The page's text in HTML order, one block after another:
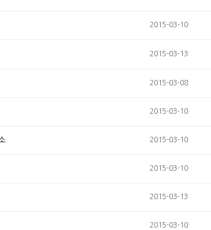
2015-03-10
2015-03-13
2015-03-08
2015-03-10
2015-03-10
2015-03-10
2015-03-13
2015-03-10